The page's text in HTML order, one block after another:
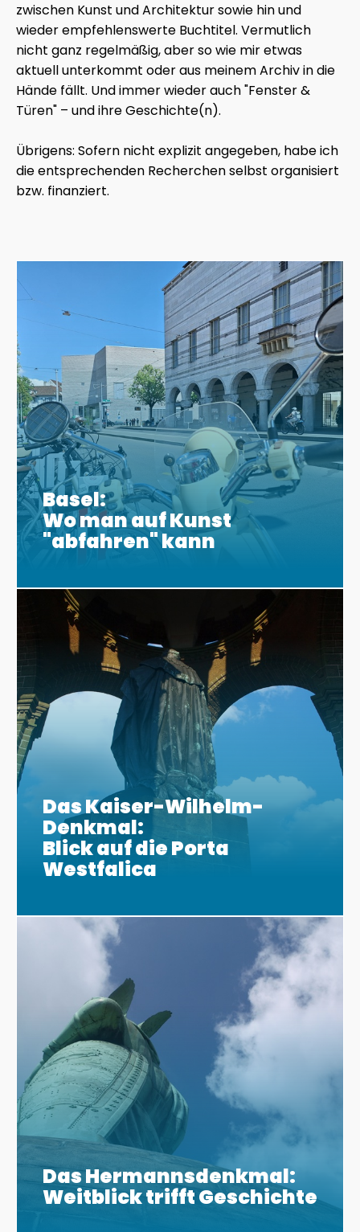
zwischen Kunst und Architektur sowie hin und
wieder empfehlenswerte Buchtitel. Vermutlich
nicht ganz regelmäßig, aber so wie mir etwas
aktuell unterkommt oder aus meinem Archiv in die
Hände fällt. Und immer wieder auch "Fenster &
Türen" – und ihre Geschichte(n).
Übrigens: Sofern nicht explizit angegeben, habe ich
die entsprechenden Recherchen selbst organisiert
bzw. finanziert.
Basel:
Wo man auf Kunst
"abfahren" kann
Das Kaiser-Wilhelm-
Denkmal:
Blick auf die Porta
Westfalica
Das Hermannsdenkmal:
Weitblick trifft Geschichte